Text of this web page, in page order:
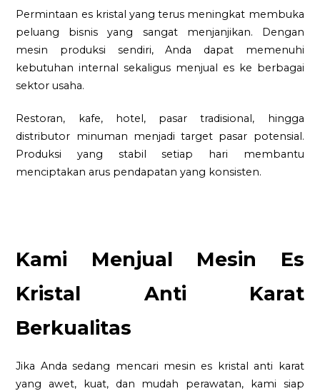
Permintaan es kristal yang terus meningkat membuka
peluang bisnis yang sangat menjanjikan. Dengan
mesin produksi sendiri, Anda dapat memenuhi
kebutuhan internal sekaligus menjual es ke berbagai
sektor usaha.
Restoran, kafe, hotel, pasar tradisional, hingga
distributor minuman menjadi target pasar potensial.
Produksi yang stabil setiap hari membantu
menciptakan arus pendapatan yang konsisten.
Kami Menjual Mesin Es
Kristal Anti Karat
Berkualitas
Jika Anda sedang mencari mesin es kristal anti karat
yang awet, kuat, dan mudah perawatan, kami siap